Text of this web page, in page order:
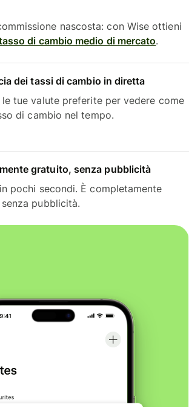
nascosta: con Wise ottieni
di cambio medio di mercato.
dei tassi di cambio in diretta
le tue valute preferite per vedere come
di cambio nel tempo.
gratuito, senza pubblicità
pochi secondi. È completamente
pubblicità.